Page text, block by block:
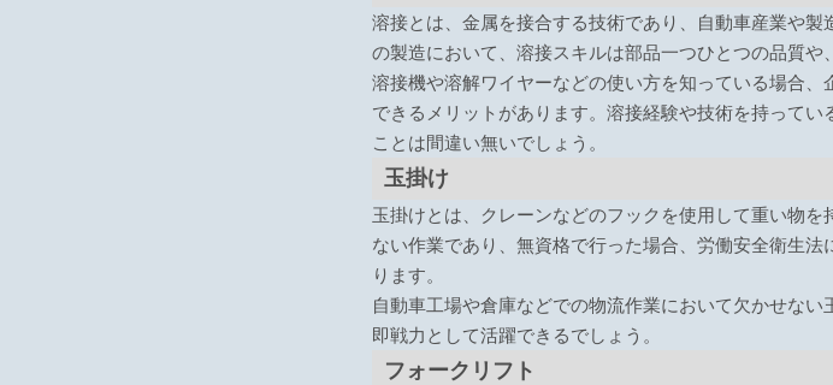
溶接とは、金属を接合する技術であり、自動車産業や
の製造において、溶接スキルは部品一つひとつの品質や
溶接機や溶解ワイヤーなどの使い方を知っている場合
できるメリットがあります。溶接経験や技術を持って
ことは間違い無いでしょう。
玉掛け
玉掛けとは、クレーンなどのフックを使用して重い物
ない作業であり、無資格で行った場合、労働安全衛生
ります。
自動車工場や倉庫などでの物流作業において欠かせな
即戦力として活躍できるでしょう。
フォークリフト